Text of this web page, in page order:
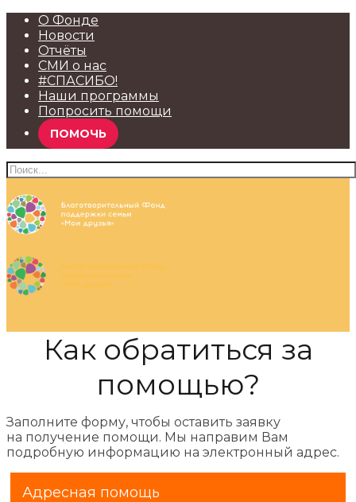
О Фонде
Новости
Отчёты
СМИ о нас
#СПАСИБО!
Наши программы
Попросить помощи
ПОМОЧЬ
Как обратиться за
помощью?
Заполните форму, чтобы оставить заявку
на получение помощи. Мы направим Вам
подробную информацию на электронный адрес.
Адресная помощь